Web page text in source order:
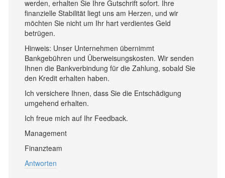
werden, erhalten Sie Ihre Gutschrift sofort. Ihre
finanzielle Stabilität liegt uns am Herzen, und wir
möchten Sie nicht um Ihr hart verdientes Geld
betrügen.
Hinweis: Unser Unternehmen übernimmt
Bankgebühren und Überweisungskosten. Wir senden
Ihnen die Bankverbindung für die Zahlung, sobald Sie
den Kredit erhalten haben.
Ich versichere Ihnen, dass Sie die Entschädigung
umgehend erhalten.
Ich freue mich auf Ihr Feedback.
Management
Finanzteam
Antworten